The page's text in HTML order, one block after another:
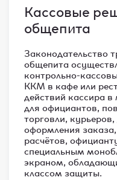
Кассовые
общепита
Законодательство
общепита
контрольно-
ККМ в кафе или
действий кассира
для официантов,
торговли,
оформления
расчётов,
специальным
экраном,
классом защиты.